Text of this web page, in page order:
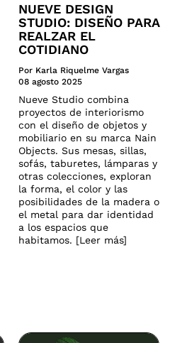
NUEVE DESIGN
STUDIO: DISEÑO PARA
REALZAR EL
COTIDIANO
Por Karla Riquelme Vargas
08 agosto 2025
Nueve Studio combina
proyectos de interiorismo
con el diseño de objetos y
mobiliario en su marca Nain
Objects. Sus mesas, sillas,
sofás, taburetes, lámparas y
otras colecciones, exploran
la forma, el color y las
posibilidades de la madera o
el metal para dar identidad
a los espacios que
habitamos. [Leer más]